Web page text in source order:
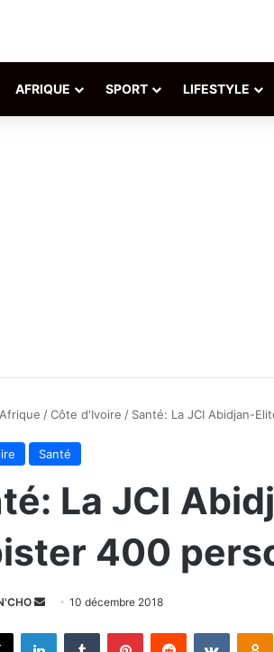
AFRIQUE SPORT LIFESTYLE
Afrique /Côte d'Ivoire / Santé: La JCI Abidjan-
Santé
La JCI
400
Envoyer
courriel
10 décembre 2018
X LinkedinTumblr PinterestReddit